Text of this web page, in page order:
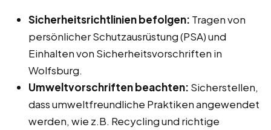
Sicherheitsrichtlinien befolgen: Tragen von
persönlicher Schutzausrüstung (PSA) und
Einhalten von Sicherheitsvorschriften in
Wolfsburg.
Umweltvorschriften beachten: Sicherstellen,
dass umweltfreundliche Praktiken angewendet
werden, wie z.B. Recycling und richtige